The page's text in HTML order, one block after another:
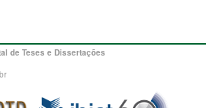
de Teses e Dissertações